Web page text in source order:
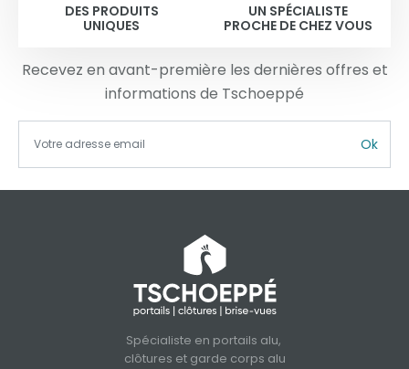
DES PRODUITS
UNIQUES
UN SPÉCIALISTE
PROCHE DE CHEZ VOUS
Recevez en avant-première les dernières offres et
informations de Tschoeppé
Ok
Spécialiste en portails alu,
clôtures et garde corps alu